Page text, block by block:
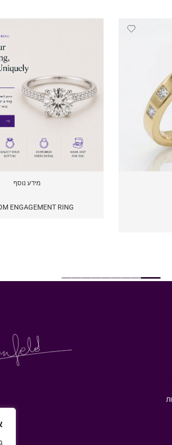
ENGAGEMENT RING
מידע נוסף